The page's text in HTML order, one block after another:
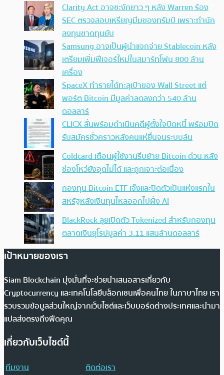
Clarity Act อาจชะงักยาว ๆ หลัง Warren ร้อง
SEC ตรวจสอบเหรียญมีมของทรัมป์ เพราะทำนัก
ลงทุนขาดทุนยับ
Samsung อาจเป็นผู้นำแจกจ่าย Stablecoin หลัง
เตรียมเพิ่มฟีเจอร์ใหม่ในสมาร์ทโฟน 800 ล้าน
เครื่อง
SpaceX ทำรายได้ทะลุเป้าของ Wall Street แต่
พอร์ต Bitcoin มีมูลค่าลดลงกว่า 540 ล้าน
ดอลลาร์
CLICX ลั่นพร้อมดำเนินคดีผู้ตั้งใจบิดหนี้ พร้อมปิด
รับสมัครชั่วคราวหลังคนแห่ยื่นจนระบบล้น
Coldcard เตือนผู้ใช้งานรีบย้าย Bitcoin ด่วน หลัง
ช่องโหว่ยังอุดไม่ได้ และถูกเจาะต่อเนื่อง
กองทุน Bitcoin ETF เจ๊งและปิดตัวเป็นแห่งแรกใน
สหรัฐหลังเงินทุนไหลออกไปฝั่ง AI
BlackRock ลุยเปิดตัว Tokenized สำหรับกองทุน
ตลาดเงินยุโรปมูลค่า 3.11 แสนล้านดอลลาร์
เป้าหมายของเรา
Siam Blockchain มุ่งมั่นที่จะช่วยนำเสนอสารเกี่ยวกับ
Cryptocurrency และเทคโนโลยีบล็อกเชนเพื่อคนไทย ในภาษาไทย เรา
รวบรวมข้อมูลส่วนใหญ่จากเว็บไซต์และเว็บบอร์ดต่างประเทศและนำมา
แปลส่งตรงถึงฟีดคุณ
เกี่ยวกับเว็บไซต์นี้
ทีมงาน
ติดต่อเรา